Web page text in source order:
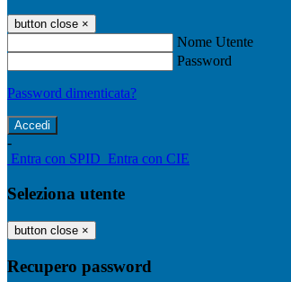
button close ×
Nome Utente
Password
Password dimenticata?
-
Entra con SPID Entra con CIE
Seleziona utente
button close ×
Recupero password